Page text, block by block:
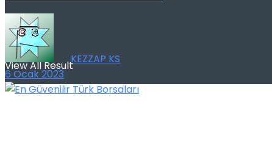
No Result
View All Result
byKEZZAP KS
6 Ocak 2023